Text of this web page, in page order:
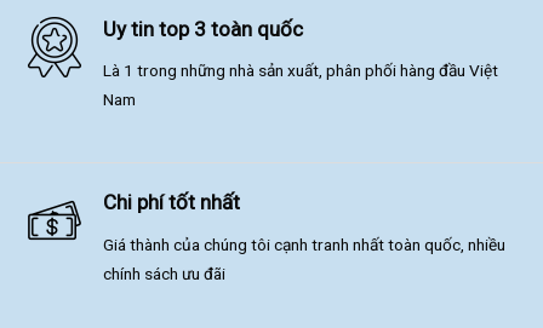
Uy tin top 3 toàn quốc
Là 1 trong những nhà sản xuất, phân phối hàng đầu Việt
Nam
Chi phí tốt nhất
Giá thành của chúng tôi cạnh tranh nhất toàn quốc, nhiều
chính sách ưu đãi